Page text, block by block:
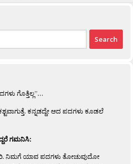
ಗೊತ್ತಿಲ್ಲ”…
ಕನ್ನಡದ್ದೇ ಆದ ಪದಗಳು ಕೂಡಲೆ
ಗಮನಿಸಿ:
ನಿಮಗೆ ಯಾವ ಪದಗಳು ತೋಚುವುದೋ